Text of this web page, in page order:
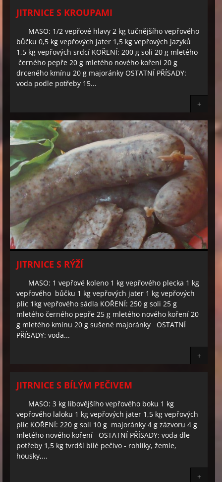
JITRNICE S KROUPAMI
MASO: 1/2 vepřové hlavy 2 kg tučnějšího vepřového
bůčku 0,5 kg vepřových jater 1,5 kg vepřových jazyků
1,5 kg vepřových srdcí KOŘENÍ: 200 g soli 20 g mletého
černého pepře 20 g mletého nového koření 20 g
drceného kmínu 20 g majoránky OSTATNÍ PŘÍSADY:
voda podle potřeby 15...
+
JITRNICE S RÝŽÍ
MASO: 1 vepřové koleno 1 kg vepřového plecka 1 kg
vepřového bůčku 1 kg vepřových jater 1 kg vepřových
plic 1kg vepřového sádla KOŘENÍ: 250 g soli 25 g
mletého černého pepře 25 g mletého nového koření 20
g mletého kmínu 20 g sušené majoránky OSTATNÍ
PŘÍSADY: voda...
+
JITRNICE S BÍLÝM PEČIVEM
MASO: 3 kg libovějšího vepřového boku 1 kg
vepřového laloku 1 kg vepřových jater 1,5 kg vepřových
plic KOŘENÍ: 220 g soli 10 g majoránky 4 g zázvoru 4 g
mletého nového koření OSTATNÍ PŘÍSADY: voda dle
potřeby 1,5 kg tvrdší bílé pečivo - rohlíky, žemle,
housky,...
+